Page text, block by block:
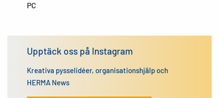
PC
Upptäck oss på Instagram
Kreativa pysselidéer, organisationshjälp och
HERMA News